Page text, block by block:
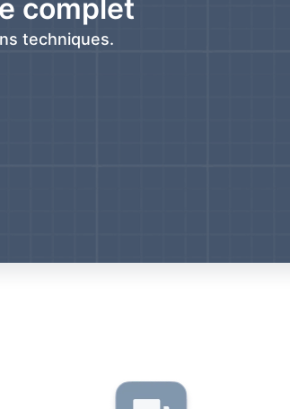
complet
techniques.